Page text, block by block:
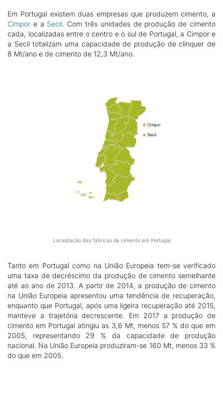
Em Portugal existem duas empresas que produzem cimento, a
Cimpor e a Secil. Com três unidades de produção de cimento
cada, localizadas entre o centro e o sul de Portugal, a Cimpor e
a Secil totalizam uma capacidade de produção de clínquer de
8 Mt/ano e de cimento de 12,3 Mt/ano.
Localização das fábricas de cimento em Portugal
Tanto em Portugal como na União Europeia tem-se verificado
uma taxa de decréscimo da produção de cimento semelhante
até ao ano de 2013. A partir de 2014, a produção de cimento
na União Europeia apresentou uma tendência de recuperação,
enquanto que Portugal, após uma ligeira recuperação até 2015,
manteve a trajetória decrescente. Em 2017 a produção de
cimento em Portugal atingiu as 3,6 Mt, menos 57 % do que em
2005, representando 29 % da capacidade de produção
nacional. Na União Europeia produziram-se 160 Mt, menos 33 %
do que em 2005.